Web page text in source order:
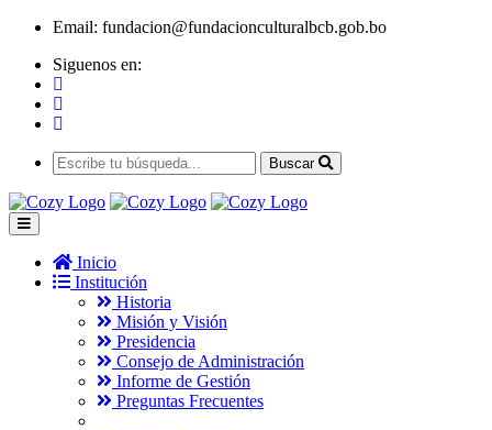
Email: fundacion@fundacionculturalbcb.gob.bo
Siguenos en:
Buscar
Inicio
Institución
Historia
Misión y Visión
Presidencia
Consejo de Administración
Informe de Gestión
Preguntas Frecuentes